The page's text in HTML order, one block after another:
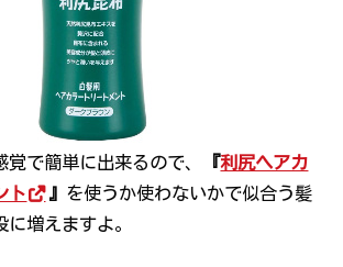
覚で簡単に出来るので、 『利尻ヘアカ
ト
』 を使うか使わないかで似合う髪
増えますよ。